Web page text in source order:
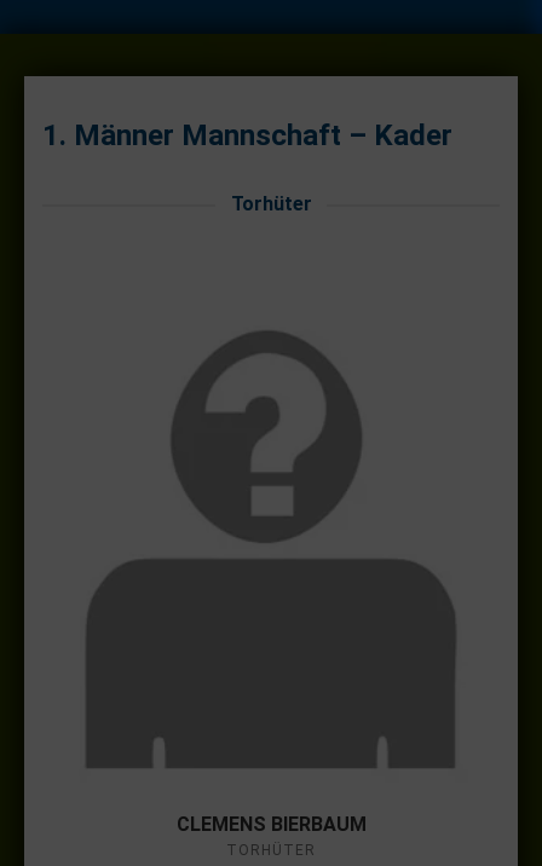
1. Männer Mannschaft – Kader
Torhüter
CLEMENS BIERBAUM
TORHÜTER